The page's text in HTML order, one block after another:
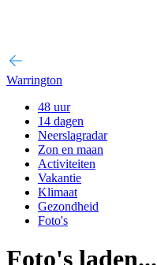
Warrington
48 uur
14 dagen
Neerslagradar
Zon en maan
Activiteiten
Vakantie
Klimaat
Gezondheid
Foto's
Foto's laden...